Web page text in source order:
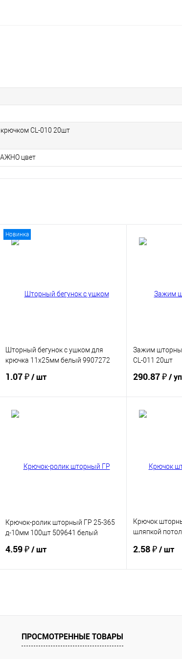
CL-010 20шт
цвет
Новинка
Шторный бегунок с ушком для
крючка 11х25мм белый 9907272
1.07 ₽/ шт
Зажим
CL-011 20шт
290.87 ₽/
Крючок-ролик шторный ГР 25-365
д-10мм 100шт 509641 белый
4.59 ₽/ шт
В избранное
Крючок
шляпкой
2.58 ₽/ шт
В избранное
ПРОСМОТРЕННЫЕ ТОВАРЫ